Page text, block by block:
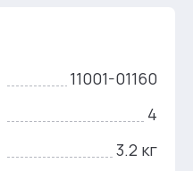
11001-01160
4
3.2 кг